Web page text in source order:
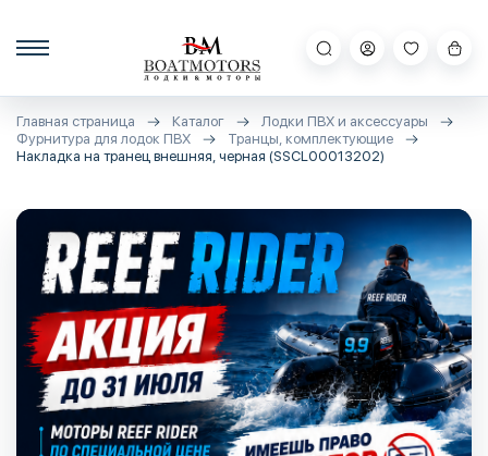
Главная страница Каталог
Лодки ПВХ и аксессуары
Фурнитура для лодок ПВХ
Транцы, комплектующие
Накладка на транец внешняя, черная (SSCL00013202)